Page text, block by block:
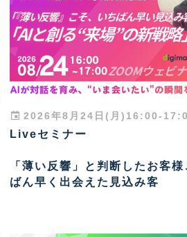
2026年8月24日(月)16:00-
Liveセミナー
「薄い反響」と判断したお客
ばん早く出会えた見込み客